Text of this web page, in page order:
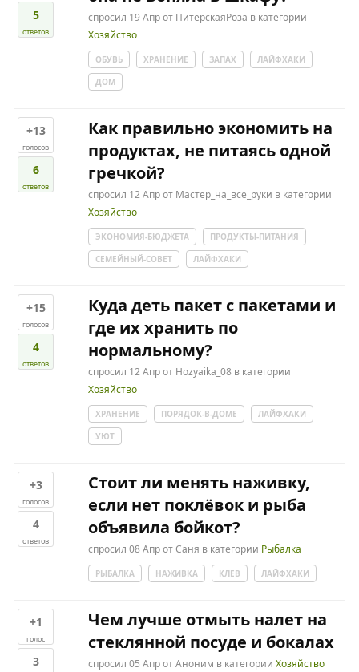
5
ответов
спросил 19 Апрот ПитерскаяРоза в категории
Хозяйство
ОБУВЬ ХРАНЕНИЕ ЗАПАХ
ЛАЙФХАКИ
ДОМ
+13
голосов
6
ответов
Как правильно экономить на
продуктах, не питаясь одной
гречкой?
спросил 12 Апрот Мастер_на_все_руки в категории
Хозяйство
ЭКОНОМИЯ-БЮДЖЕТА
ПРОДУКТЫ-ПИТАНИЯ
СЕМЕЙНЫЙ-СОВЕТ
ЛАЙФХАКИ
+15
голосов
4
ответов
Куда деть пакет с пакетами и
где их хранить по
нормальному?
спросил 12 Апрот Hozyaika_08 в категории
Хозяйство
ХРАНЕНИЕ ПОРЯДОК-В-ДОМЕ
ЛАЙФХАКИ
УЮТ
+3
голосов
4
ответов
Стоит ли менять наживку,
если нет поклёвок и рыба
объявила бойкот?
спросил 08 АпротСаня в категории Рыбалка
РЫБАЛКА НАЖИВКА КЛЕВ ЛАЙФХАКИ
+1
голос
3
Чем лучше отмыть налет на
стеклянной посуде и бокалах
спросил 05 АпротАноним в категорииХозяйство